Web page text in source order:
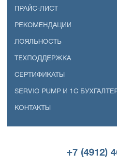
ПРАЙС-ЛИСТ
РЕКОМЕНДАЦИИ
ЛОЯЛЬНОСТЬ
ТЕХПОДДЕРЖКА
СЕРТИФИКАТЫ
SERVIO PUMP И 1С
КОНТАКТЫ
+7 (4912)